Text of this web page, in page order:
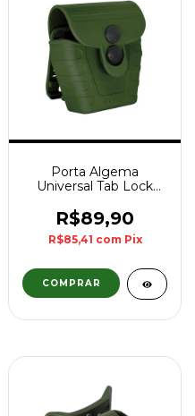
Porta Algema
Universal Tab Lock
R$89,90
R$85,41 com Pix